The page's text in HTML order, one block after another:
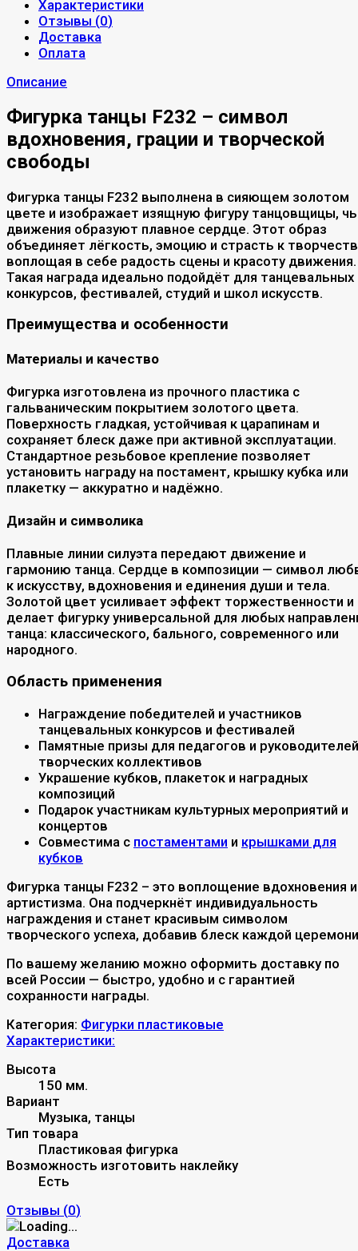
Характеристики
Отзывы (0)
Доставка
Оплата
Описание
Фигурка танцы F232 – символ
вдохновения, грации и творческой
свободы
Фигурка танцы F232 выполнена в сияющем золотом
цвете и изображает изящную фигуру танцовщицы,
движения образуют плавное сердце. Этот образ
объединяет лёгкость, эмоцию и страсть к
воплощая в себе радость сцены и красоту движения.
Такая награда идеально подойдёт для танцевальных
конкурсов, фестивалей, студий и школ искусств.
Преимущества и особенности
Материалы и качество
Фигурка изготовлена из прочного пластика с
гальваническим покрытием золотого цвета.
Поверхность гладкая, устойчивая к царапинам и
сохраняет блеск даже при активной эксплуатации.
Стандартное резьбовое крепление позволяет
установить награду на постамент, крышку кубка или
плакетку — аккуратно и надёжно.
Дизайн и символика
Плавные линии силуэта передают движение и
гармонию танца. Сердце в композиции — символ
к искусству, вдохновения и единения души и тела.
Золотой цвет усиливает эффект торжественности и
делает фигурку универсальной для любых
танца: классического, бального, современного или
народного.
Область применения
Награждение победителей и участников
танцевальных конкурсов и фестивалей
Памятные призы для педагогов и руководителей
творческих коллективов
Украшение кубков, плакеток и наградных
композиций
Подарок участникам культурных мероприятий и
концертов
Совместима с постаментами и крышками для
кубков
Фигурка танцы F232 – это воплощение вдохновения и
артистизма. Она подчеркнёт индивидуальность
награждения и станет красивым символом
творческого успеха, добавив блеск каждой
По вашему желанию можно оформить доставку по
всей России — быстро, удобно и с гарантией
сохранности награды.
Категория: Фигурки пластиковые
Характеристики:
Высота
150 мм.
Вариант
Музыка, танцы
Тип товара
Пластиковая фигурка
Возможность изготовить наклейку
Есть
Отзывы (0)
Доставка